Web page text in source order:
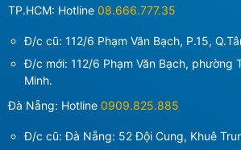
TP.HCM: Hotline 08.666.777.35
Đ/c cũ: 112/6 Phạm Văn Bạch, P.15,
Đ/c mới: 112/6 Phạm Văn Bạch, phường
Minh.
Đà Nẵng: Hotline 0909.825.885
Đ/c cũ: Đà Nẵng: 52 Đội Cung, Khuê